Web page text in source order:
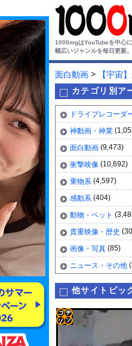
1000mgはYouTubeを中心
幅広いジャンルを毎日更新。
面白動画 >
【宇宙
カテゴリ別ア
ドライブレコーダ
神動画・神業
面白動画 (9,473)
衝撃映像 (10,692)
乗物系 (4,597)
感動系 (404)
動物・ペット
貴重映像・歴史
画像・写真 (85)
ニュース・その他
他サイトピッ